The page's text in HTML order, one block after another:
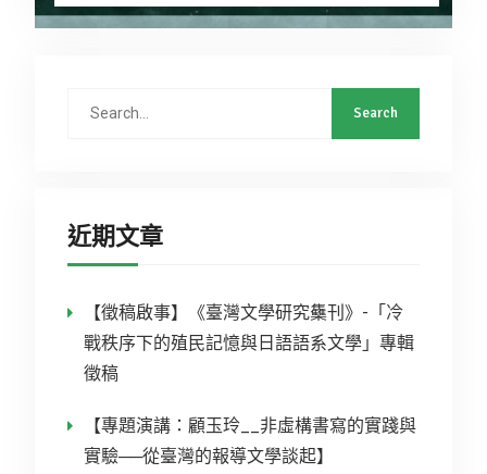
近期文章
【徵稿啟事】《臺灣文學研究雧刊》-「冷
戰秩序下的殖民記憶與日語語系文學」專輯
徵稿
【專題演講：顧玉玲__非虛構書寫的實踐與
實驗──從臺灣的報導文學談起】